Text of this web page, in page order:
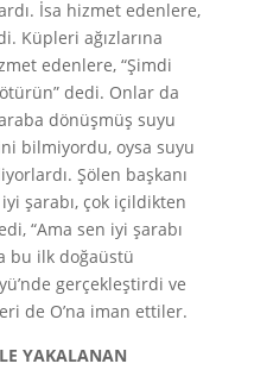
İsa hizmet edenlere,
Küpleri ağızlarına
edenlere, “Şimdi
dedi. Onlar da
dönüşmüş suyu
bilmiyordu, oysa suyu
Şölen başkanı
iyi şarabı, çok içildikten
“Ama sen iyi şarabı
bu ilk doğaüstü
gerçekleştirdi ve
de O’na iman ettiler.
YAKALANAN